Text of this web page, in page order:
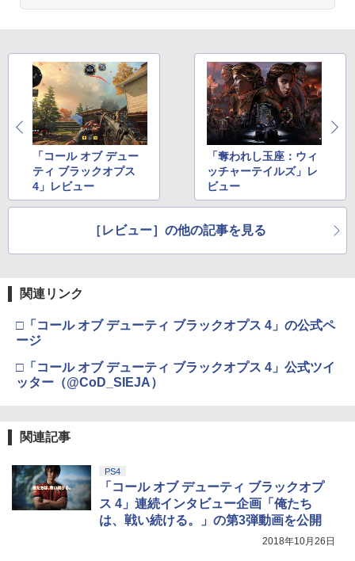
【大容量】SILENT HILL f PS5対応 LIP1
708 互換 バッテリー【PSE基準検品】ワ
イヤレスコントローラー SONY対応 ロワ
ジャパン アストロボット Destiny 2
￥1,780
プロフリーク V2 凹凸型 NIRU 白黒 PRO
FREAK V2 NIRU監修モデル PS5 PS4 N
reek PS4 PS5 nintendo switchプロコ
リス堂※箱壊れによる返品交換はお受け
PS5 Pro 冷却ファン PS5スリム用 冷却
ファン 自動温度検出 3段階風速調整 LED
￥6,864
新劇場版銀魂 -吉原大炎上ー (完全生産限
定版)【Blu-ray】 [ 杉田智和 ]
￥7,722
窩座再来(完全生産限定版)【Blu-ray】 [
Nintendo Switch 2(日本語・国内専用)
￥55,871
ニンテンドープリペイド番号 9000円|オ
ンラインコード版
￥9,000
【純正品】ディスクドライブ(CFI-ZDD1
J) PlayStation 5
￥11,980
【純正品】DualSense ワイヤレスコン
トローラー ミッドナイト ブラック(CFI-
￥8,020
【純正品】Xbox 充電式バッテリー + US
B-C ケーブル
￥2,618
【Amazon.co.jp限定】劇場版モノノ怪
第三章 蛇神 (Amazon.co.jp限定オリジ
ナル三方背収納ケース付きコレクション)
(オリジナル特典:オリジナル巾着＋メー
カー特典:【坤と離】二振りの剣、十翼よ
り来たる！スタジオ描き下ろしイラスト
ボード付) [Blu-ray]
￥10,780
劇場版「鬼滅の刃」無限城編 第一章 猗
窩座再来 完全生産限定版 [Blu-ray]
5
巾着＋メーカー特典:【坤と離】二振りの
剣、十翼より来たる！スタジオ描き下ろ
しイラストボード付) [DVD]
「コール オブ デュー
ティ ブラックオプス
4」レビュー
「奪われし玉座：ウィ
ッチャーテイルズ」レ
ビュー
［レビュー］の他の記事を見る
関連リンク
□「コール オブ デューティ ブラックオプス 4」の公式ペ
ージ
□「コール オブ デューティ ブラックオプス 4」公式ツイ
ッター（@CoD_SIEJA）
関連記事
PS4
「コール オブ デューティ ブラックオプ
ス 4」連続インタビュー企画「俺たち
は、戦い続ける。」の第3弾動画を公開
2018年10月26日